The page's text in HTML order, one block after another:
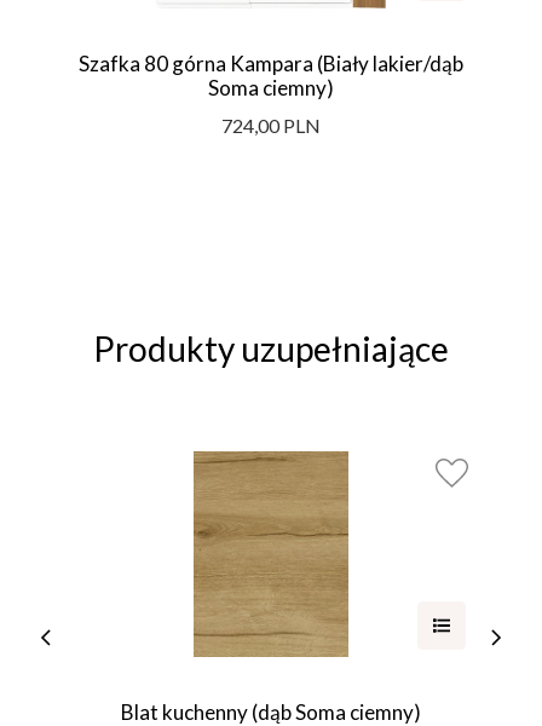
Szafka 80 górna Kampara (Biały lakier/dąb
Soma ciemny)
724,00 PLN
Produkty uzupełniające
Blat kuchenny (dąb Soma ciemny)